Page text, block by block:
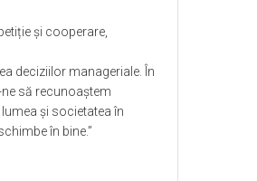
și cooperare,
deciziilor manageriale. În
să recunoaştem
şi societatea în
în bine.”